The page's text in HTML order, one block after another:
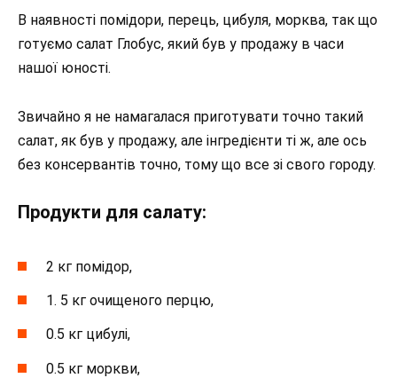
В наявності помідори, перець, цибуля, морква, так що
готуємо салат Глобус, який був у продажу в часи
нашої юності.
Звичайно я не намагалася приготувати точно такий
салат, як був у продажу, але інгредієнти ті ж, але ось
без консервантів точно, тому що все зі свого городу.
Продукти для салату:
2 кг помідор,
1. 5 кг очищеного перцю,
0.5 кг цибулі,
0.5 кг моркви,